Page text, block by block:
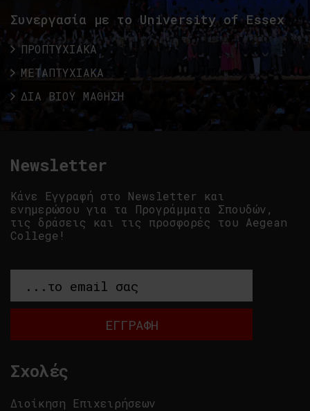
Συνεργασία με το University of Essex
ΠΡΟΠΤΥΧΙΑΚΑ
ΜΕΤΑΠΤΥΧΙΑΚΑ
ΔΙΑ ΒΙΟΥ ΜΑΘΗΣΗ
Σχολές
Διοίκηση Επιχειρήσεων
Newsletter
Κάνε Εγγραφή στο Newsletter και
ενημερώσου για τα Προγράμματα Σπουδών,
τις δράσεις και τις προσφορές του Aegean
College!